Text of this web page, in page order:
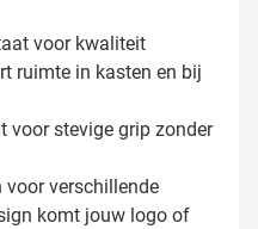
voor kwaliteit
ruimte in kasten en bij
voor stevige grip zonder
voor verschillende
komt jouw logo of